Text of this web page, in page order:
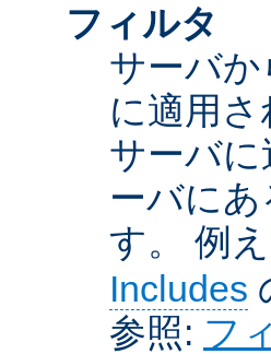
フィルタ
サーバ
に適用
サーバ
ーバに
す。 例え
Includes
参照: フ